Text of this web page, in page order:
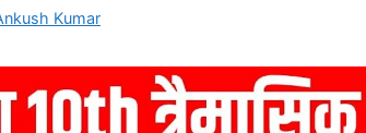
Kumar